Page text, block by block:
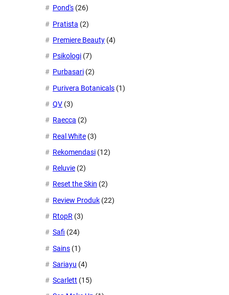
Pond's (26)
Pratista (2)
Premiere Beauty (4)
Psikologi (7)
Purbasari (2)
Purivera Botanicals (1)
QV (3)
Raecca (2)
Real White (3)
Rekomendasi (12)
Reluvie (2)
Reset the Skin (2)
Review Produk (22)
RtopR (3)
Safi (24)
Sains (1)
Sariayu (4)
Scarlett (15)